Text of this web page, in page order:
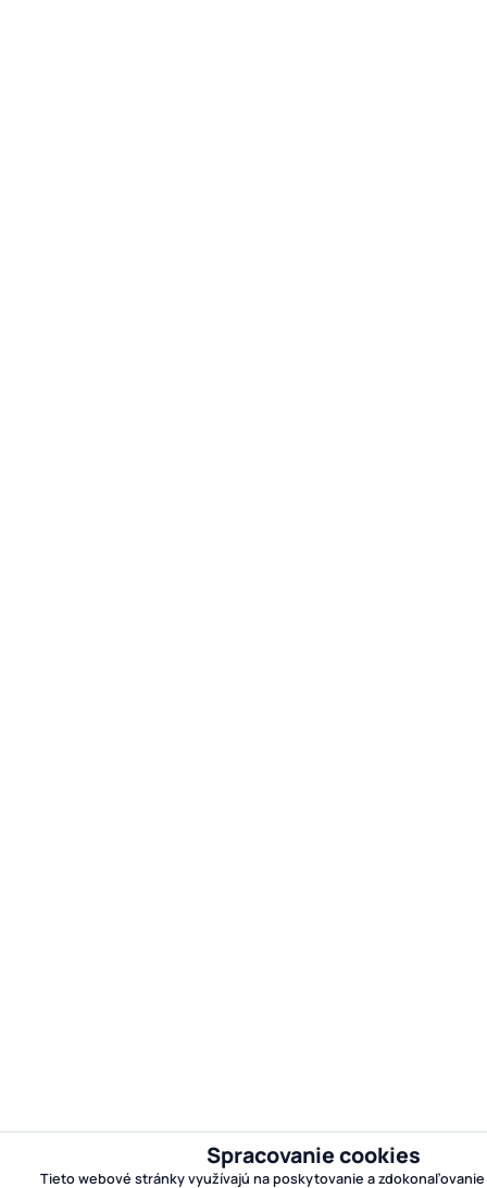
Spracovanie cookies
Tieto webové stránky využívajú na poskytovanie a